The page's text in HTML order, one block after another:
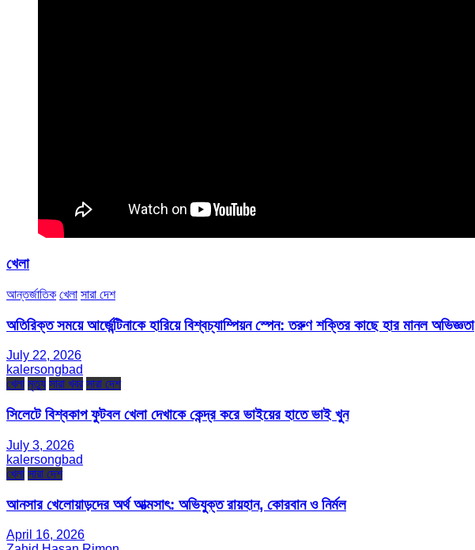
খেলা
আন্তর্জাতিক খেলা সারা দেশ
অতিরিক্ত সময়ে আর্জেন্টিনাকে হারিয়ে বিশ্বচ্যাম্পিয়ন স্পেন: তরুণ শক্তির কাছে হার মানল অভিজ্ঞতা
July 22, 2026
kalersongbad
খেলা মৃত্যু সারা খবর সারা দেশ
সিলেটে বিশ্বকাপ ফুটবল খেলা দেখাকে কেন্দ্র করে ভাইয়ের হাতে ভাই খুন
July 3, 2026
kalersongbad
খেলা সারা দেশ
আনসার খেলোয়াড়দের অর্থ আত্মসাৎ: অভিযুক্ত রায়হান, কোরবান ও নির্মল
April 16, 2026